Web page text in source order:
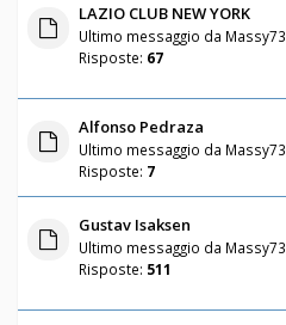
LAZIO CLUB NEW YORK
Ultimo messaggio da Massy73
Risposte: 67
Alfonso Pedraza
Ultimo messaggio da Massy73
Risposte: 7
Gustav Isaksen
Ultimo messaggio da Massy73
Risposte: 511